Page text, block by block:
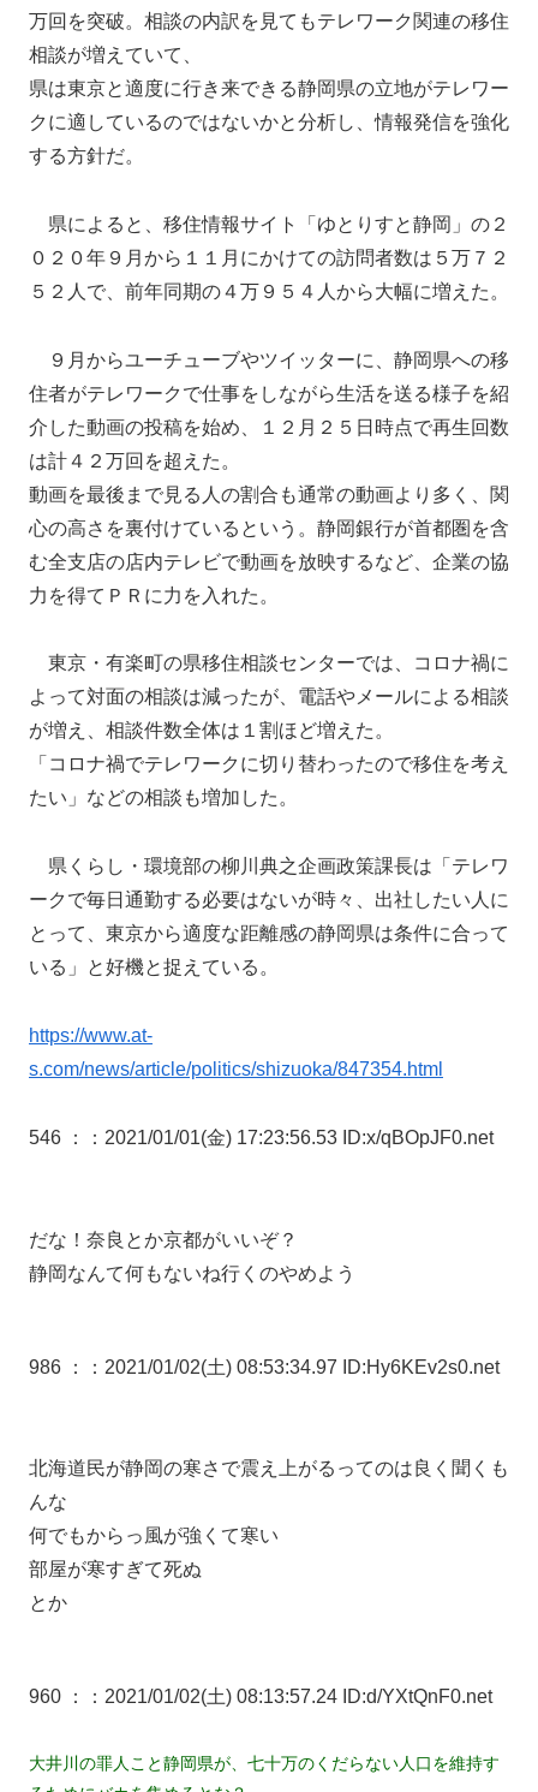
万回を突破。相談の内訳を見てもテレワーク関連の移住
相談が増えていて、
県は東京と適度に行き来できる静岡県の立地がテレワー
クに適しているのではないかと分析し、情報発信を強化
する方針だ。
県によると、移住情報サイト「ゆとりすと静岡」の２
０２０年９月から１１月にかけての訪問者数は５万７２
５２人で、前年同期の４万９５４人から大幅に増えた。
９月からユーチューブやツイッターに、静岡県への移
住者がテレワークで仕事をしながら生活を送る様子を紹
介した動画の投稿を始め、１２月２５日時点で再生回数
は計４２万回を超えた。
動画を最後まで見る人の割合も通常の動画より多く、関
心の高さを裏付けているという。静岡銀行が首都圏を含
む全支店の店内テレビで動画を放映するなど、企業の協
力を得てＰＲに力を入れた。
東京・有楽町の県移住相談センターでは、コロナ禍に
よって対面の相談は減ったが、電話やメールによる相談
が増え、相談件数全体は１割ほど増えた。
「コロナ禍でテレワークに切り替わったので移住を考え
たい」などの相談も増加した。
県くらし・環境部の柳川典之企画政策課長は「テレワ
ークで毎日通勤する必要はないが時々、出社したい人に
とって、東京から適度な距離感の静岡県は条件に合って
いる」と好機と捉えている。
https://www.at-
s.com/news/article/politics/shizuoka/847354.html
546 ： ：2021/01/01(金) 17:23:56.53 ID:x/qBOpJF0.net
だな！奈良とか京都がいいぞ？
静岡なんて何もないね行くのやめよう
986 ： ：2021/01/02(土) 08:53:34.97 ID:Hy6KEv2s0.net
北海道民が静岡の寒さで震え上がるってのは良く聞くも
んな
何でもからっ風が強くて寒い
部屋が寒すぎて死ぬ
とか
960 ： ：2021/01/02(土) 08:13:57.24 ID:d/YXtQnF0.net
大井川の罪人こと静岡県が、七十万のくだらない人口を維持す